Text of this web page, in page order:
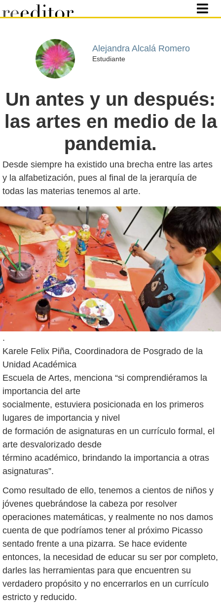
Alejandra Alcalá Romero
Estudiante
Un antes y un después:
las artes en medio de la
pandemia.
Desde siempre ha existido una brecha entre las artes
y la alfabetización, pues al final de la jerarquía de
.
Karele Felix Piña, Coordinadora de Posgrado de la
Unidad Académica
Escuela de Artes, menciona “si comprendiéramos la
importancia del arte
socialmente, estuviera posicionada en los primeros
lugares de importancia y nivel
de formación de asignaturas en un currículo formal, el
arte desvalorizado desde
término académico, brindando la importancia a otras
asignaturas”.
Como resultado de ello, tenemos a cientos de niños y
jóvenes quebrándose la cabeza por resolver
operaciones matemáticas, y realmente no nos damos
cuenta de que podríamos tener al próximo Picasso
sentado frente a una pizarra. Se hace evidente
entonces, la necesidad de educar su ser por completo,
darles las herramientas para que encuentren su
verdadero propósito y no encerrarlos en un currículo
estricto y reducido.